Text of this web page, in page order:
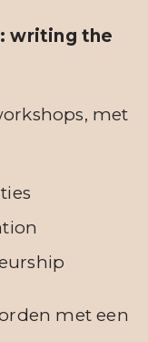
writing the
met
met een